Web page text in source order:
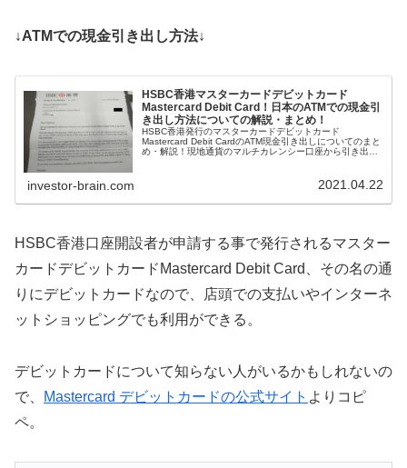
↓ATMでの現金引き出し方法↓
HSBC香港マスターカードデビットカード
Mastercard Debit Card！日本のATMでの現金引
き出し方法についての解説・まとめ！
HSBC香港発行のマスターカードデビットカード
Mastercard Debit CardのATM現金引き出しについてのまと
め・解説！現地通貨のマルチカレンシー口座から引き出し
investor-brain.com 2021.04.22
HSBC香港口座開設者が申請する事で発行されるマスター
カードデビットカードMastercard Debit Card、その名の通
りにデビットカードなので、店頭での支払いやインターネ
ットショッピングでも利用ができる。
デビットカードについて知らない人がいるかもしれないの
で、
Mastercard デビットカードの公式サイト よりコピ
ペ。